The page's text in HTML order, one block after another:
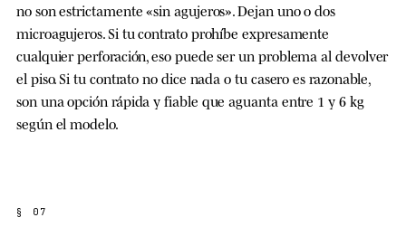
no son estrictamente «sin agujeros». Dejan uno o dos
microagujeros. Si tu contrato prohíbe expresamente
cualquier perforación, eso puede ser un problema al devolver
el piso. Si tu contrato no dice nada o tu casero es razonable,
son una opción rápida y fiable que aguanta entre 1 y 6 kg
según el modelo.
§ 07